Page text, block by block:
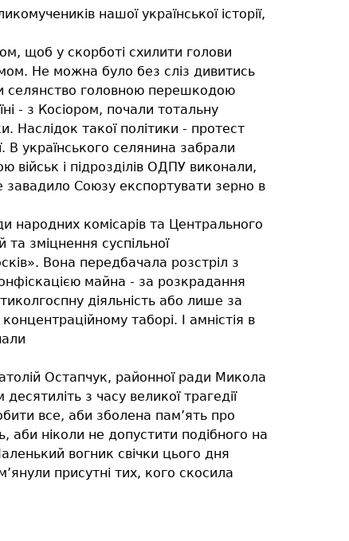
нашої української історії,
щоб у скорботі схилити голови
Не можна було без сліз дивитись
селянство головною перешкодою
- з Косіором, почали тотальну
Наслідок такої політики - протест
В українського селянина забрали
і підрозділів ОДПУ виконали,
Союзу експортувати зерно в
народних комісарів та Центрального
зміцнення суспільної
Вона передбачала розстріл з
майна - за розкрадання
діяльність або лише за
таборі. І амністія в
Остапчук, районної ради Микола
з часу великої трагедії
все, аби зболена пам’ять про
аби ніколи не допустити подібного на
вогник свічки цього дня
присутні тих, кого скосила